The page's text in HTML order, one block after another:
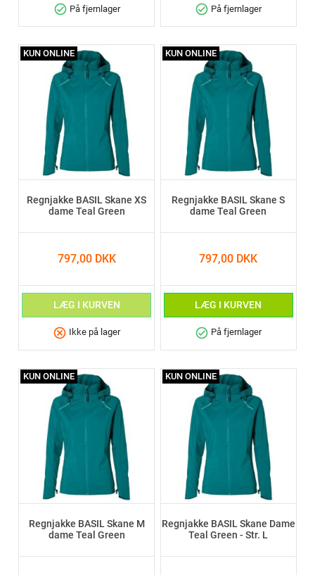
check_circle På fjernlager check_circle På fjernlager
Regnjakke BASIL Skane XS
dame Teal Green
797,00 DKK
LÆG I KURVEN
cancel Ikke på lager
KUN ONLINE
Regnjakke BASIL Skane S
dame Teal Green
797,00 DKK
LÆG I KURVEN
check_circle På fjernlager
KUN ONLINE
Regnjakke BASIL Skane M
dame Teal Green
KUN ONLINE
Regnjakke BASIL Skane Dame
Teal Green - Str. L
KUN ONLINE